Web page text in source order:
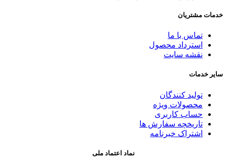
خدمات مشتریان
تماس با ما
استرداد محصول
نقشه سایت
سایر خدمات
تولید کنندگان
محصولات ویژه
حساب کاربری
تاریخچه سفارش ها
اشتراک خبرنامه
نماد اعتماد ملی